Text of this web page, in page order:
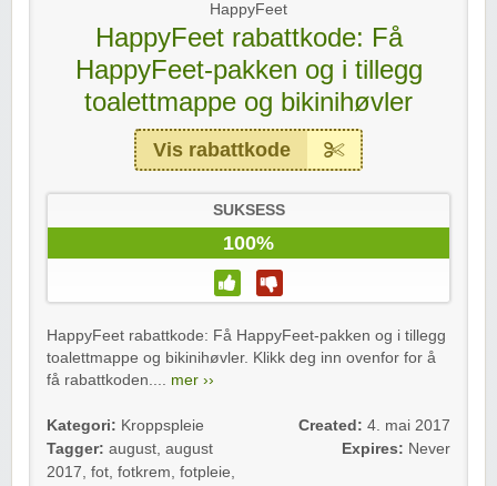
HappyFeet
HappyFeet rabattkode: Få
HappyFeet-pakken og i tillegg
toalettmappe og bikinihøvler
Vis rabattkode
SUKSESS
100%
HappyFeet rabattkode: Få HappyFeet-pakken og i tillegg
toalettmappe og bikinihøvler. Klikk deg inn ovenfor for å
få rabattkoden.... mer ››
Kategori: Kroppspleie
Tagger: august, august
2017, fot, fotkrem, fotpleie,
Created: 4. mai 2017
Expires: Never